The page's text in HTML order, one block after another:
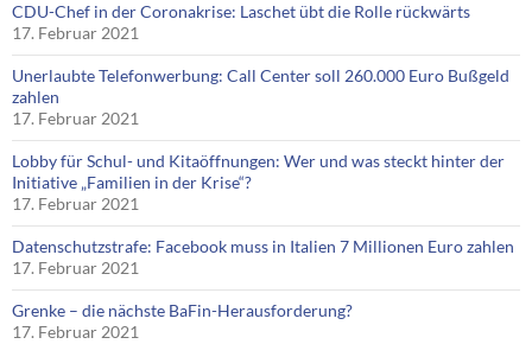
CDU-Chef in der Coronakrise: Laschet übt die Rolle rückwärts
17. Februar 2021
Unerlaubte Telefonwerbung: Call Center soll 260.000 Euro Bußgeld
zahlen
17. Februar 2021
Lobby für Schul- und Kitaöffnungen: Wer und was steckt hinter der
Initiative „Familien in der Krise“?
17. Februar 2021
Datenschutzstrafe: Facebook muss in Italien 7 Millionen Euro zahlen
17. Februar 2021
Grenke – die nächste BaFin-Herausforderung?
17. Februar 2021